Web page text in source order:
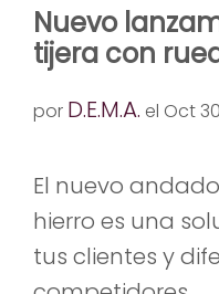
Nuevo
tijera con
por D.E.M.A. el Oct
El nuevo
hierro es una
tus clientes y